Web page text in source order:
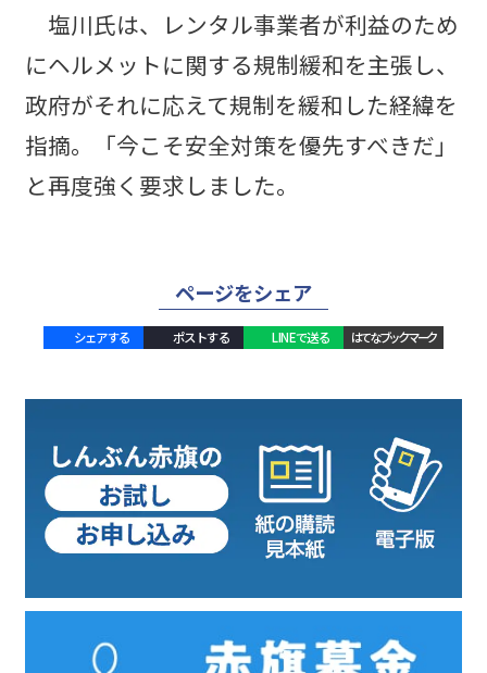
塩川氏は、レンタル事業者が利益のため
にヘルメットに関する規制緩和を主張し、
政府がそれに応えて規制を緩和した経緯を
指摘。「今こそ安全対策を優先すべきだ」
と再度強く要求しました。
ページをシェア
シェアする ポストする LINEで送る はてなブックマーク